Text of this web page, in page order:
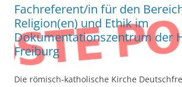
Fachreferent/in für den
Religion(en) und Ethik im
Dokumentationszentrum der
Freiburg
Die römisch-katholische Kirche